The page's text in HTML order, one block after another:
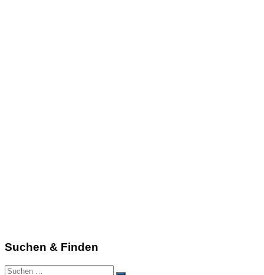
Suchen & Finden
Suchen